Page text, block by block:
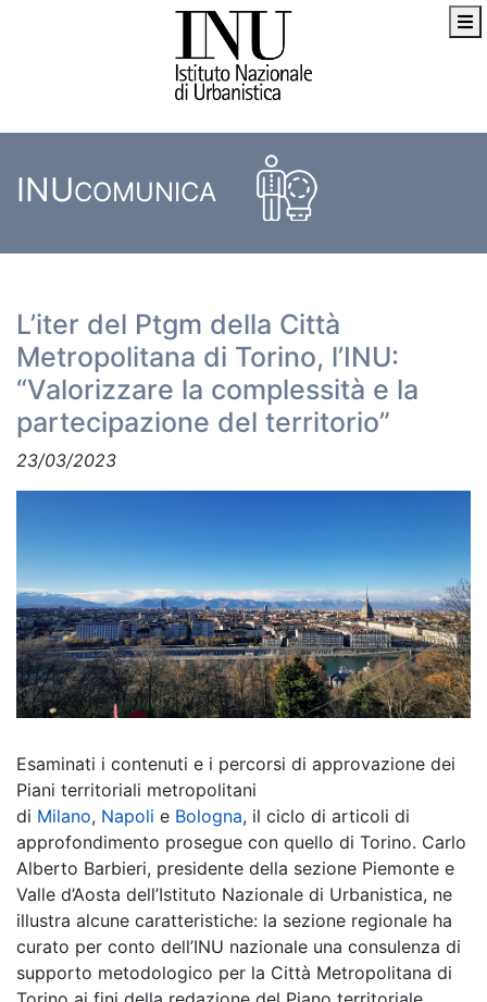
INUCOMUNICA
L’iter del Ptgm della Città
Metropolitana di Torino, l’INU:
“Valorizzare la complessità e la
partecipazione del territorio”
23/03/2023
Esaminati i contenuti e i percorsi di approvazione dei
Piani territoriali metropolitani
di Milano, Napoli e Bologna, il ciclo di articoli di
approfondimento prosegue con quello di Torino. Carlo
Alberto Barbieri, presidente della sezione Piemonte e
Valle d’Aosta dell’Istituto Nazionale di Urbanistica, ne
illustra alcune caratteristiche: la sezione regionale ha
curato per conto dell’INU nazionale una consulenza di
supporto metodologico per la Città Metropolitana di